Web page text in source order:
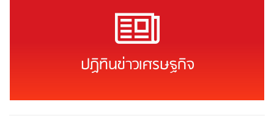
ปฏิทินข่าวเศรษฐกิจ